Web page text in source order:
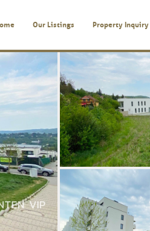
Our Listings Property Inquiry